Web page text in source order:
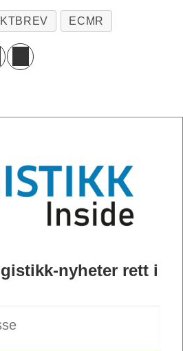
nærme seg
en mastergrad eller
utdanningen, og de
dekke både interne og
med å utvikle og
løsningene sine, og
ECMR
nyheter rett i